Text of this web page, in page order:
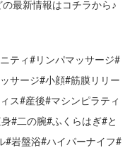
最新情報はコチラから♪
ティ#リンパマッサージ#
サージ#小顔#筋膜リリー
ス#産後#マシンピラティ
#二の腕#ふくらはぎ#と
#岩盤浴#ハイパーナイフ#